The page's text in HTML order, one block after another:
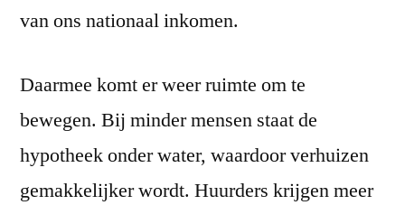
van ons nationaal inkomen.
Daarmee komt er weer ruimte om te
bewegen. Bij minder mensen staat de
hypotheek onder water, waardoor verhuizen
gemakkelijker wordt. Huurders krijgen meer